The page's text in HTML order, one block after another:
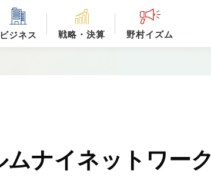
ビジネス 戦略・決算 野村イズム
ナイネットワーク